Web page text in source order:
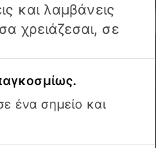
και λαμβάνεις
χρειάζεσαι, σε
ένα σημείο και